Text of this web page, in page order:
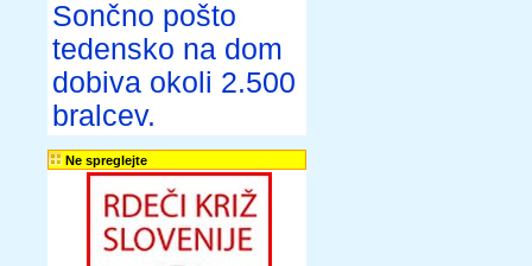
Sončno pošto
tedensko na dom
dobiva okoli 2.500
bralcev.
Ne spreglejte